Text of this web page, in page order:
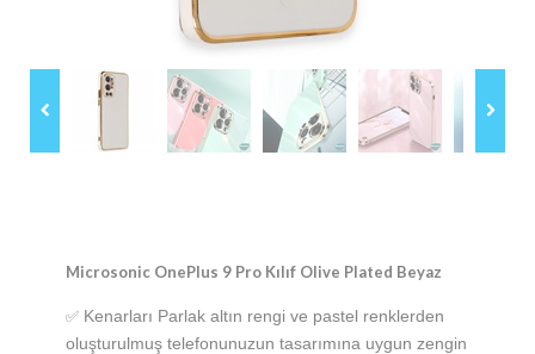
Microsonic OnePlus 9 Pro Kılıf Olive Plated Beyaz
✅ Kenarları Parlak altın rengi ve pastel renklerden
oluşturulmuş telefonunuzun tasarımına uygun zengin